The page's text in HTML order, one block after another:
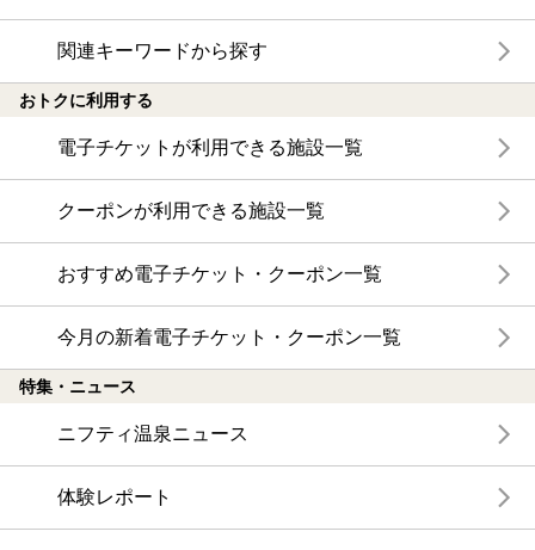
関連キーワードから探す
おトクに利用する
電子チケットが利用できる施設一覧
クーポンが利用できる施設一覧
おすすめ電子チケット・クーポン一覧
今月の新着電子チケット・クーポン一覧
特集・ニュース
ニフティ温泉ニュース
体験レポート